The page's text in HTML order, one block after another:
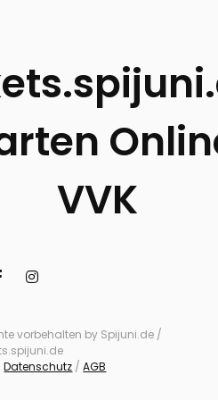
vorbehalten by Spijuni.de /
Datenschutz /AGB